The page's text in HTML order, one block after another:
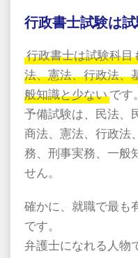
行政書士試験は
行政書士は試験科目
法、憲法、行政法、
般知識と少ない です。
予備試験は、民法、
商法、憲法、行政法
務、刑事実務、一般
せん。
確かに、就職で最も
です。
弁護士になれる人物